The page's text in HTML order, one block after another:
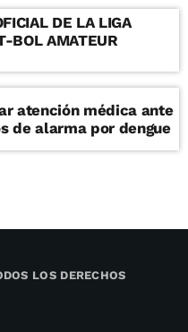
DE LA LIGA
BOL AMATEUR
atención médica ante
de alarma por dengue
LOS DERECHOS